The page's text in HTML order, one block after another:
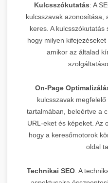
Kulcsszókutatás: A
kulcsszavak azonosítása,
keres. A kulcsszókutatás
hogy milyen
amikor az általad
On-Page
kulcsszavak
tartalmában, beleértve a
URL-eket és képeket. Az
hogy a keresőmotorok
oldal
Technikai SEO: A